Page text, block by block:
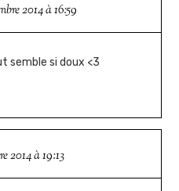
2014 à 16:59
semble si doux <3
2014 à 19:13